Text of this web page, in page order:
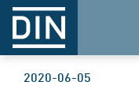
2020-06-05